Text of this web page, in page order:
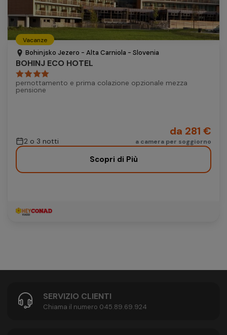
Vacanze
Bohinjsko Jezero - Alta Carniola - Slovenia
BOHINJ ECO HOTEL
pernottamento e prima colazione opzionale mezza
pensione
2 o 3 notti
da 281 €
a camera per soggiorno
Scopri di Più
SERVIZIO CLIENTI
Chiama il numero 045.89.69.924